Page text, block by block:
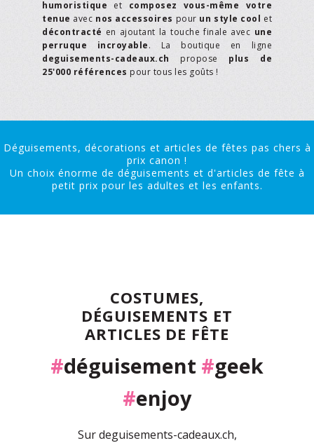
humoristique et composez vous-même votre
tenue avec nos accessoires pour un style cool et
décontracté en ajoutant la touche finale avec une
perruque incroyable. La boutique en ligne
deguisements-cadeaux.ch propose plus de
25'000 références pour tous les goûts !
Déguisements, décorations et articles de fêtes pas chers à
prix canon !
Un choix énorme de déguisements et d'articles de fête à
petit prix pour les adultes et les enfants.
COSTUMES,
DÉGUISEMENTS ET
ARTICLES DE FÊTE
#déguisement #geek
#enjoy
Sur deguisements-cadeaux.ch,